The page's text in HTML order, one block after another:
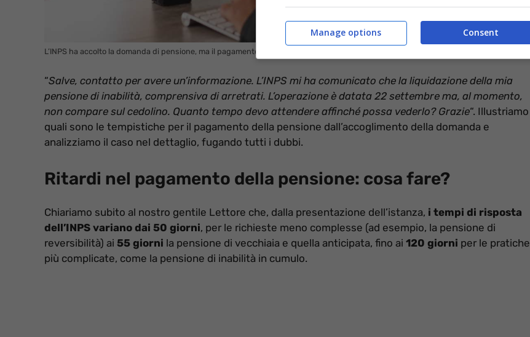
L’INPS ha accolto la domanda di pensione, ma il pagamento non arriva, cosa posso fare? Ecco la soluzione (informazioneoggi.it)
“Salve, contatto per avere un’informazione. L’INPS mi ha comunicato che la liquidazione della mia
pensione di inabilità, comprensiva di arretrati. L’operazione è datata 22 settembre ma, al momento,
non compare sul cedolino. Quanto tempo devo attendere affinché possa vederlo? Grazie“. Illustriamo
quali sono le tempistiche per il pagamento della pensione dall’accoglimento della domanda e
analizziamo il caso nel dettaglio, fugando tutti i dubbi.
Ritardi nel pagamento della pensione: cosa fare?
Chiariamo subito al nostro gentile Lettore che, dalla presentazione dell’istanza, i tempi di risposta
dell’INPS variano dai 50 giorni, per le richieste meno complesse (ad esempio, la pensione di
reversibilità) ai 55 giorni la pensione di vecchiaia e quella anticipata, fino ai 120 giorni per le pratiche
più complicate, come la pensione di inabilità in cumulo.
Consent
Manage options